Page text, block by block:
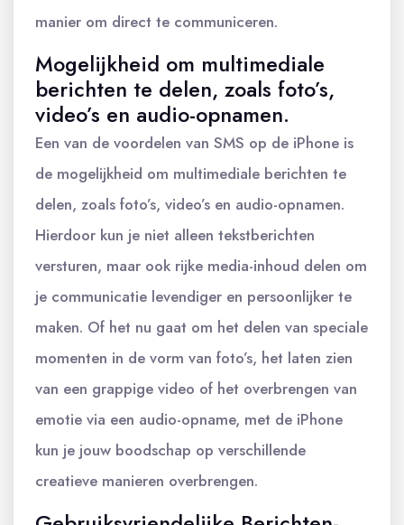
manier om direct te communiceren.
Mogelijkheid om multimediale
berichten te delen, zoals foto’s,
video’s en audio-opnamen.
Een van de voordelen van SMS op de iPhone is
de mogelijkheid om multimediale berichten te
delen, zoals foto’s, video’s en audio-opnamen.
Hierdoor kun je niet alleen tekstberichten
versturen, maar ook rijke media-inhoud delen om
je communicatie levendiger en persoonlijker te
maken. Of het nu gaat om het delen van speciale
momenten in de vorm van foto’s, het laten zien
van een grappige video of het overbrengen van
emotie via een audio-opname, met de iPhone
kun je jouw boodschap op verschillende
creatieve manieren overbrengen.